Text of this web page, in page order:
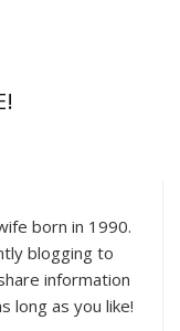
born in 1990.
blogging to
information
long as you like!